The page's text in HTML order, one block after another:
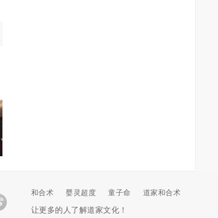
和合术 婴灵超度 童子命 道家和合术
让更多的人了解道家文化！